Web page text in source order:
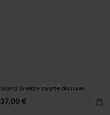
Island Breeze zwarte bikiniset
37,00 €